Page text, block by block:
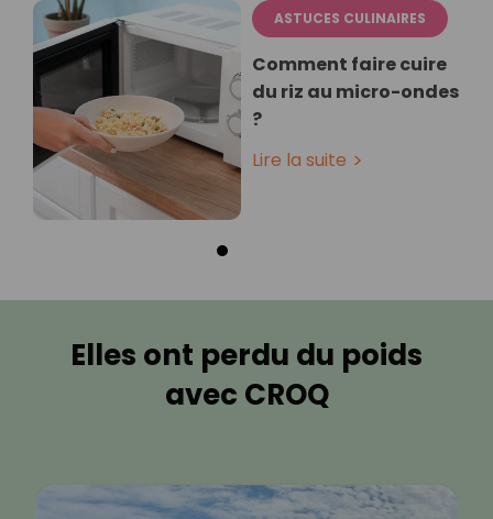
ASTUCES CULINAIRES
Comment faire cuire
du riz au micro-ondes
?
Lire la suite
Elles ont perdu du poids
avec CROQ